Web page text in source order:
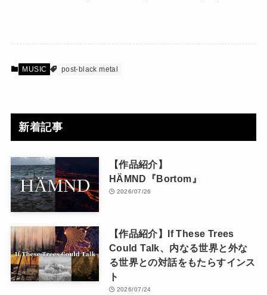
MUSIC post-black metal
新着記事
【作品紹介】
HÄMND『Bortom』
2026/07/26
【作品紹介】If These Trees
Could Talk、内なる世界と外な
る世界との対話をもたらすインス
ト
2026/07/24